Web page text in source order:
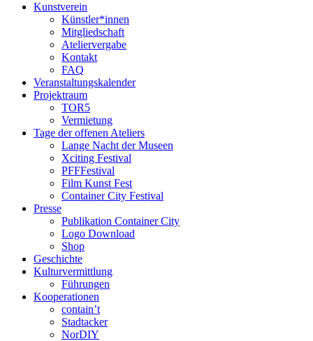
Kunstverein
Künstler*innen
Mitgliedschaft
Ateliervergabe
Kontakt
FAQ
Veranstaltungskalender
Projektraum
TOR5
Vermietung
Tage der offenen Ateliers
Lange Nacht der Museen
Xciting Festival
PFFFestival
Film Kunst Fest
Container City Festival
Presse
Publikation Container City
Logo Download
Shop
Geschichte
Kulturvermittlung
Führungen
Kooperationen
contain’t
Stadtacker
NorDIY